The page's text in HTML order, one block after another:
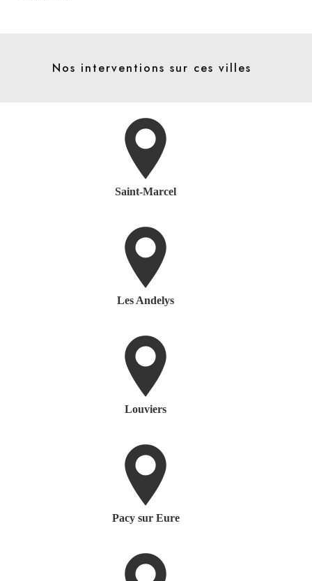
Nos interventions sur ces villes
Saint-Marcel
Les Andelys
Louviers
Pacy sur Eure